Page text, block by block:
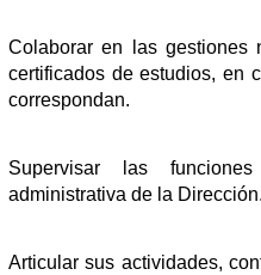
Colaborar en las gestiones
certificados de estudios, en
correspondan.
Supervisar las
administrativa de la Dirección.
Articular sus actividades,